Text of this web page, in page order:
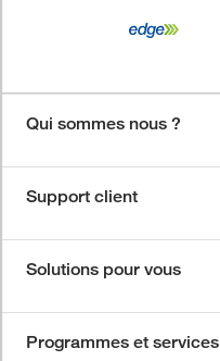
Qui sommes nous ?
Support client
Solutions pour vous
Programmes et services